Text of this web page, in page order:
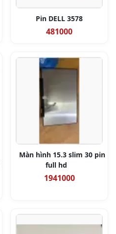
Pin DELL 3578
481000
Màn hình 15.3 slim 30 pin
full hd
1941000